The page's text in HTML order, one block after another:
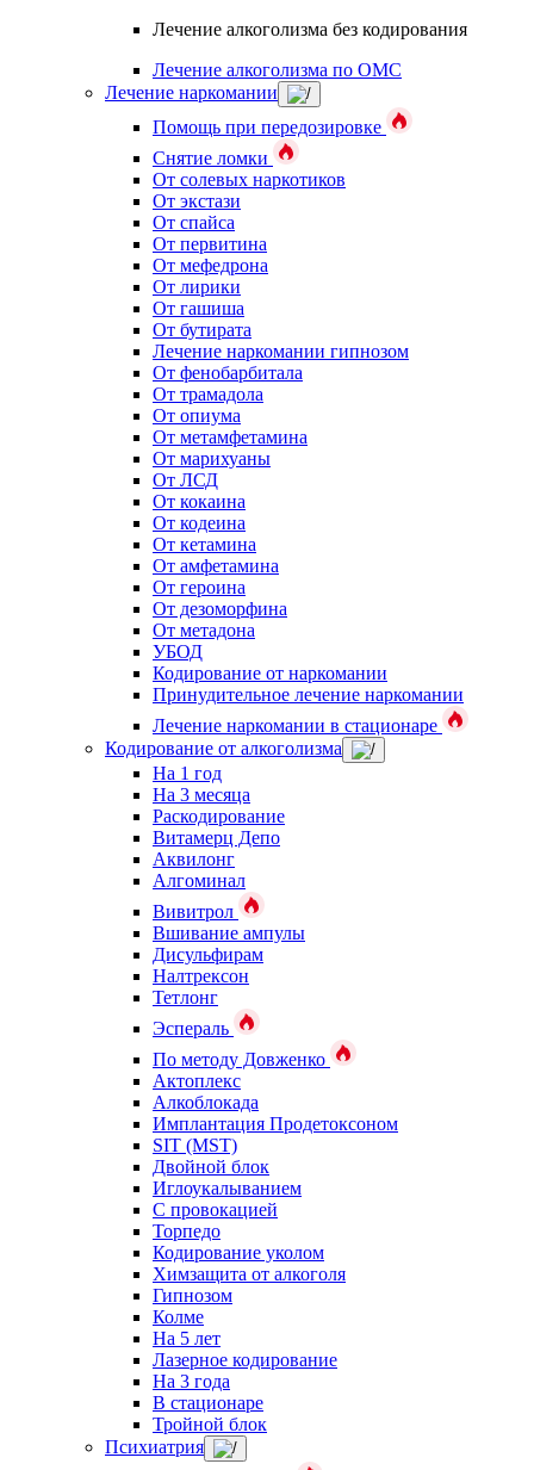
Лечение алкоголизма без кодирования
Лечение алкоголизма по ОМС
Лечение наркомании
Помощь при передозировке
Снятие ломки
От солевых наркотиков
От экстази
От спайса
От первитина
От мефедрона
От лирики
От гашиша
От бутирата
Лечение наркомании гипнозом
От фенобарбитала
От трамадола
От опиума
От метамфетамина
От марихуаны
От ЛСД
От кокаина
От кодеина
От кетамина
От амфетамина
От героина
От дезоморфина
От метадона
УБОД
Кодирование от наркомании
Принудительное лечение наркомании
Лечение наркомании в стационаре
Кодирование от алкоголизма
На 1 год
На 3 месяца
Раскодирование
Витамерц Депо
Аквилонг
Алгоминал
Вивитрол
Вшивание ампулы
Дисульфирам
Налтрексон
Тетлонг
Эспераль
По методу Довженко
Актоплекс
Алкоблокада
Имплантация Продетоксоном
SIT (MST)
Двойной блок
Иглоукалыванием
С провокацией
Торпедо
Кодирование уколом
Химзащита от алкоголя
Гипнозом
Колме
На 5 лет
Лазерное кодирование
На 3 года
В стационаре
Тройной блок
Психиатрия